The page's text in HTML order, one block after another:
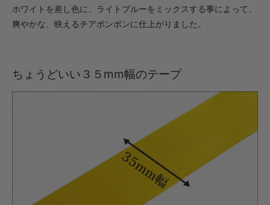
・【カット仕上】ｸﾞﾘｯﾌﾟ大
594円(税込)
1,144円(税込)
・【カット仕上】ｸﾞﾘｯﾌﾟ小
・【カット仕上】ｸﾞﾘｯﾌﾟ大
506円(税込)
・【完成仕上】ｸﾞﾘｯﾌﾟ小
902円(税込)
・【完成仕上】ｸﾞﾘｯﾌﾟ大
946円(税込)
ホワイトを差し色に、ライトブルーをミックスする事によって、
爽やかな、映えるチアポンポンに仕上がりました。
ちょうどいい３５mm幅のテープ